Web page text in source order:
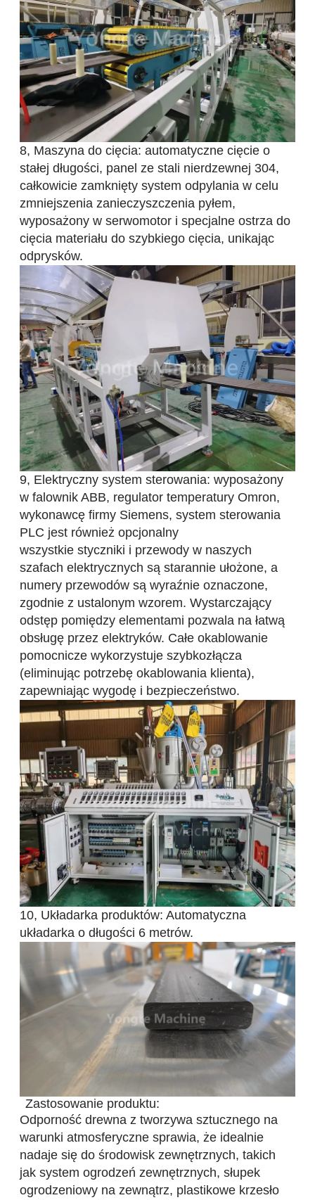
8, Maszyna do cięcia: automatyczne cięcie o
stałej długości, panel ze stali nierdzewnej 304,
całkowicie zamknięty system odpylania w celu
zmniejszenia zanieczyszczenia pyłem,
wyposażony w serwomotor i specjalne ostrza do
cięcia materiału do szybkiego cięcia, unikając
odprysków.
9, Elektryczny system sterowania: wyposażony
w falownik ABB, regulator temperatury Omron,
wykonawcę firmy Siemens, system sterowania
PLC jest również opcjonalny
wszystkie styczniki i przewody w naszych
szafach elektrycznych są starannie ułożone, a
numery przewodów są wyraźnie oznaczone,
zgodnie z ustalonym wzorem. Wystarczający
odstęp pomiędzy elementami pozwala na łatwą
obsługę przez elektryków. Całe okablowanie
pomocnicze wykorzystuje szybkozłącza
(eliminując potrzebę okablowania klienta),
zapewniając wygodę i bezpieczeństwo.
10, Układarka produktów: Automatyczna
układarka o długości 6 metrów.
Zastosowanie produktu:
Odporność drewna z tworzywa sztucznego na
warunki atmosferyczne sprawia, że ​​idealnie
nadaje się do środowisk zewnętrznych, takich
jak system ogrodzeń zewnętrznych, słupek
ogrodzeniowy na zewnątrz, plastikowe krzesło